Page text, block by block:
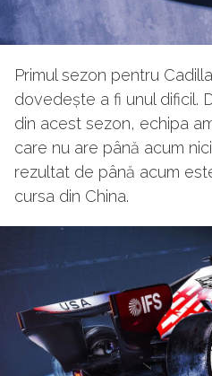
Primul sezon pentru
dovedește a fi unul dificil.
din acest sezon, echipa
care nu are până acum
rezultat de până acum
cursa din China.